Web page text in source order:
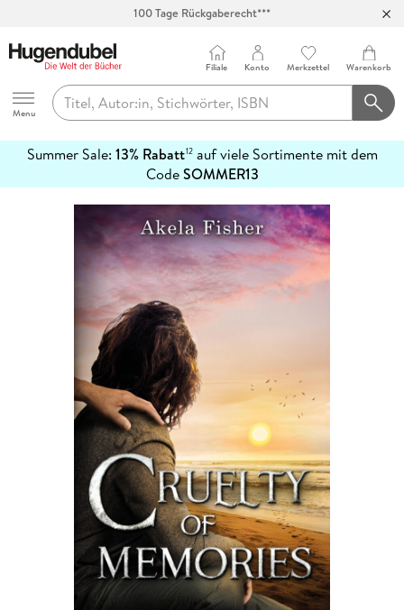
100 Tage Rückgaberecht***
Hugendubel
Menu
Filiale Konto Merkzettel Warenkorb
Summer Sale: 13% Rabatt12auf viele Sortimente mit dem
CodeSOMMER13
erfahren